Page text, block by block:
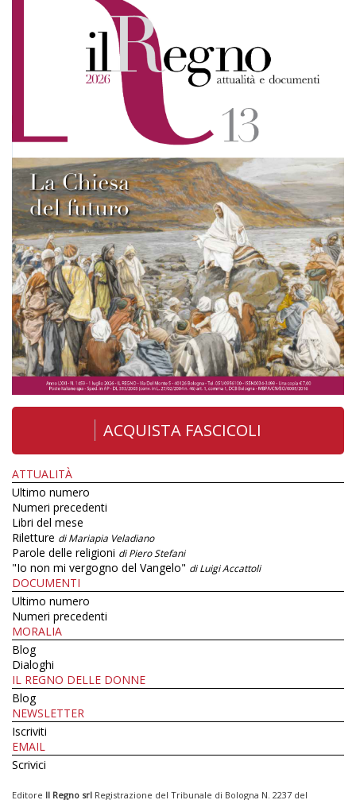
ACQUISTA FASCICOLI
ATTUALITÀ
Ultimo numero
Numeri precedenti
Libri del mese
Riletture di Mariapia Veladiano
Parole delle religioni di Piero Stefani
"Io non mi vergogno del Vangelo" di Luigi Accattoli
DOCUMENTI
Ultimo numero
Numeri precedenti
MORALIA
Blog
Dialoghi
IL REGNO DELLE DONNE
Blog
NEWSLETTER
Iscriviti
EMAIL
Scrivici
Editore Il Regno srl Registrazione del Tribunale di Bologna N. 2237 del